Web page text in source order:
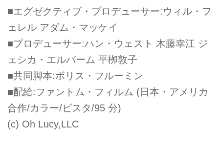
■エグゼクティブ・プロデューサー:ウィル・フ
ェレル アダム・マッケイ
■プロデューサー:ハン・ウェスト 木藤幸江 ジ
ェシカ・エルバーム 平栁敦子
■共同脚本:ボリス・フルーミン
■配給:ファントム・フィルム (日本・アメリカ
合作/カラー/ビスタ/95 分)
(c) Oh Lucy,LLC